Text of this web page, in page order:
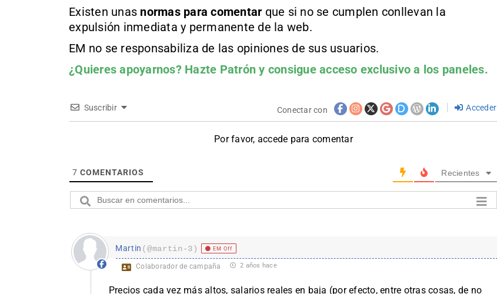
Existen unas normas para comentar que si no se cumplen conllevan la
expulsión inmediata y permanente de la web.
EM no se responsabiliza de las opiniones de sus usuarios.
¿Quieres apoyarnos? Hazte Patrón y consigue acceso exclusivo a los paneles.
Suscribir Conectar con Acceder
Por favor, accede para comentar
7 COMENTARIOS Recientes
Martin (@martin-3) EM Off
Colaborador de campaña 2 años hace
Precios cada vez más altos, salarios reales en baja (por efecto, entre otras cosas, de no